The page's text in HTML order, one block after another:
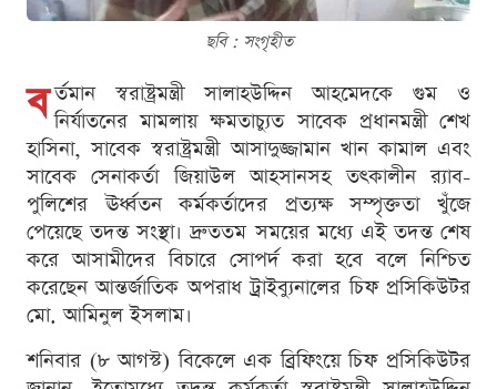
ছবি : সংগৃহীত
ব র্তমান স্বরাষ্ট্রমন্ত্রী সালাহউদ্দিন আহমেদকে গুম ও
নির্যাতনের মামলায় ক্ষমতাচ্যুত সাবেক প্রধানমন্ত্রী শেখ
হাসিনা, সাবেক স্বরাষ্ট্রমন্ত্রী আসাদুজ্জামান খান কামাল এবং
সাবেক সেনাকর্তা জিয়াউল আহসানসহ তৎকালীন র‍্যাব-
পুলিশের ঊর্ধ্বতন কর্মকর্তাদের প্রত্যক্ষ সম্পৃক্ততা খুঁজে
পেয়েছে তদন্ত সংস্থা। দ্রুততম সময়ের মধ্যে এই তদন্ত শেষ
করে আসামীদের বিচারে সোপর্দ করা হবে বলে নিশ্চিত
করেছেন আন্তর্জাতিক অপরাধ ট্রাইব্যুনালের চিফ প্রসিকিউটর
মো. আমিনুল ইসলাম।
শনিবার (৮ আগস্ট) বিকেলে এক ব্রিফিংয়ে চিফ প্রসিকিউটর